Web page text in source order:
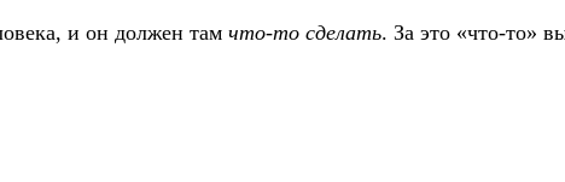
и он должен там что-то сделать. За это «что-то»